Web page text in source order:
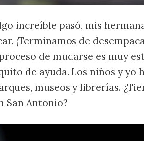
increíble pasó, mis
¡Terminamos de
de mudarse es muy
de ayuda. Los niños y yo
museos y librerías.
San Antonio?